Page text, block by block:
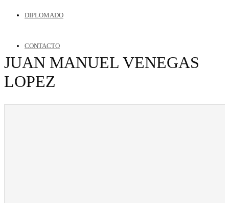
DIPLOMADO
CONTACTO
JUAN MANUEL VENEGAS
LOPEZ